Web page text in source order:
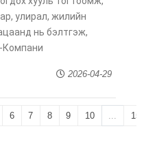
улирал, жилийн
нь бэлтгэж,
Компани
2026-04-29
6 7 8 9 10 15